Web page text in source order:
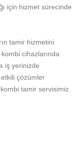
için hizmet sürecinde
tamir hizmetini
cihazlarında
iş yerinizde
etkili çözümler
tamir servisimiz